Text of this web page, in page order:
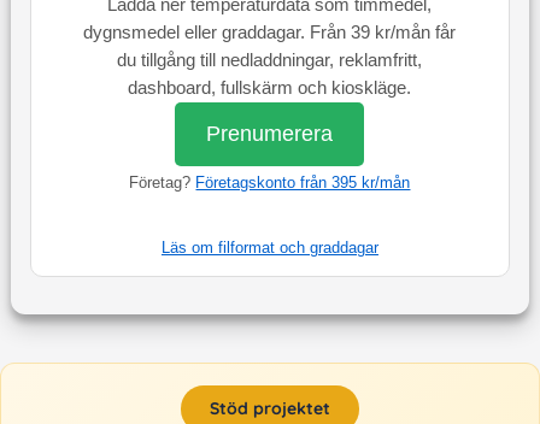
Ladda ner temperaturdata som timmedel,
dygnsmedel eller graddagar. Från 39 kr/mån får
du tillgång till nedladdningar, reklamfritt,
dashboard, fullskärm och kioskläge.
Prenumerera
Företag? Företagskonto från 395 kr/mån
Läs om filformat och graddagar
Stöd projektet